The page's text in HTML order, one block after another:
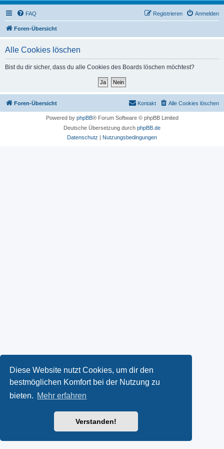
Diese Website nutzt Cookies, um dir den
bestmöglichen Komfort bei der Nutzung zu
bieten. Mehr erfahren
Verstanden!
FAQ Anmelden
Registrieren
Foren-Übersicht
Alle Cookies löschen
Bist du dir sicher, dass du alle Cookies des Boards löschen möchtest?
Foren-Übersicht Alle Cookies löschen
Kontakt
Powered by phpBB® Forum Software © phpBB Limited
Deutsche Übersetzung durch phpBB.de
Datenschutz | Nutzungsbedingungen